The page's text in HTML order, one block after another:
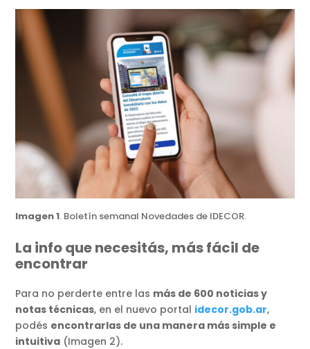
Imagen 1. Boletín semanal Novedades de IDECOR.
La info que necesitás, más fácil de
encontrar
Para no perderte entre las más de 600 noticias y
notas técnicas, en el nuevo portal idecor.gob.ar,
podés encontrarlas de una manera más simple e
intuitiva (Imagen 2).